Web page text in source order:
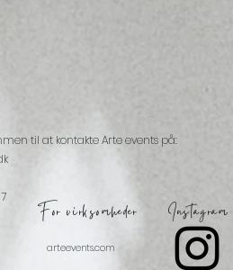
til at kontakte Arte events på:
Instagram
For virksomheder
arteevents.com